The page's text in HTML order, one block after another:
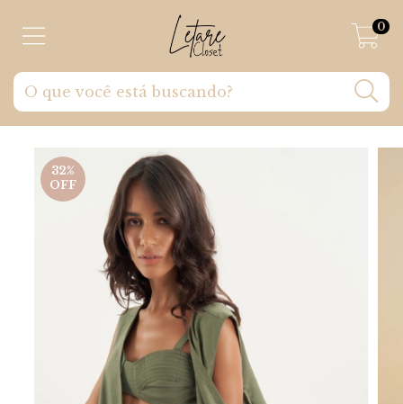
0
32%
OFF